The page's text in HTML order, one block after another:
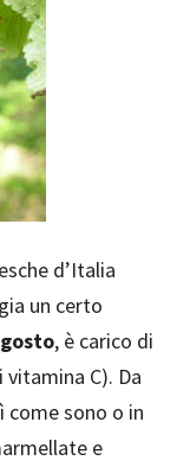
d’Italia
un certo
, è carico di
C). Da
come sono o in
e